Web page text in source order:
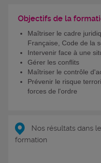
Objectifs de la
Maîtriser le cadre
Française, Code de la
Intervenir face à une
Gérer les conflits
Maîtriser le contrôle
Prévenir le risque
forces de l'ordre
Nos résultats dans
formation